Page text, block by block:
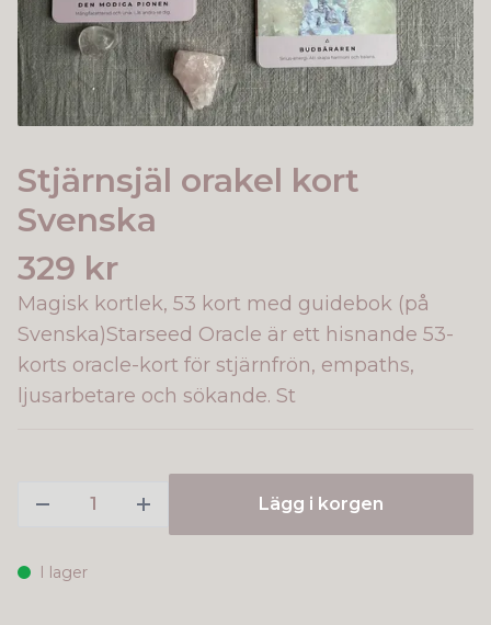
Stjärnsjäl orakel kort
Svenska
329 kr
Magisk kortlek, 53 kort med guidebok (på
Svenska)Starseed Oracle är ett hisnande 53-
korts oracle-kort för stjärnfrön, empaths,
ljusarbetare och sökande. St
Lägg i korgen
I lager